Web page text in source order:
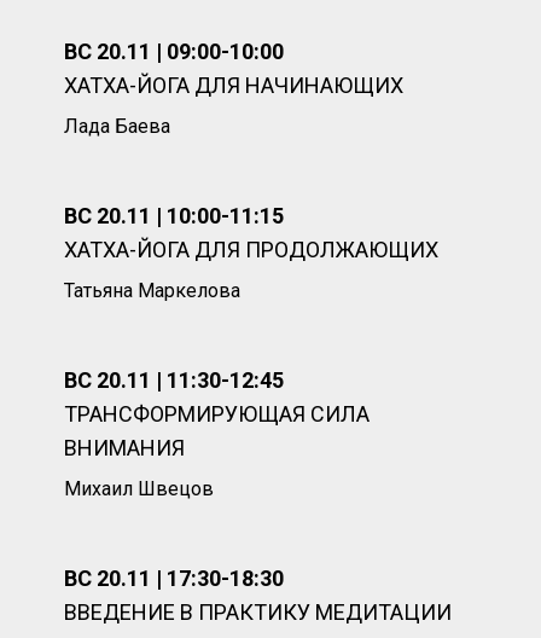
ВС 20.11 | 09:00-10:00
ХАТХА-ЙОГА ДЛЯ НАЧИНАЮЩИХ
Лада Баева
ВС 20.11 | 10:00-11:15
ХАТХА-ЙОГА ДЛЯ ПРОДОЛЖАЮЩИХ
Татьяна Маркелова
ВС 20.11 | 11:30-12:45
ТРАНСФОРМИРУЮЩАЯ СИЛА
ВНИМАНИЯ
Михаил Швецов
ВС 20.11 | 17:30-18:30
ВВЕДЕНИЕ В ПРАКТИКУ МЕДИТАЦИИ